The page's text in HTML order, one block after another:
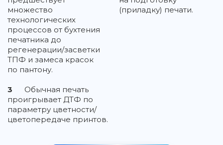
множество
технологических
процессов от бухтения
печатника до
регенерации/засветки
ТПФ и замеса красок
по пантону.
3
Обычная печать
проигрывает ДТФ по
параметру цветности/
цветопередаче принтов.
(приладку) печати.